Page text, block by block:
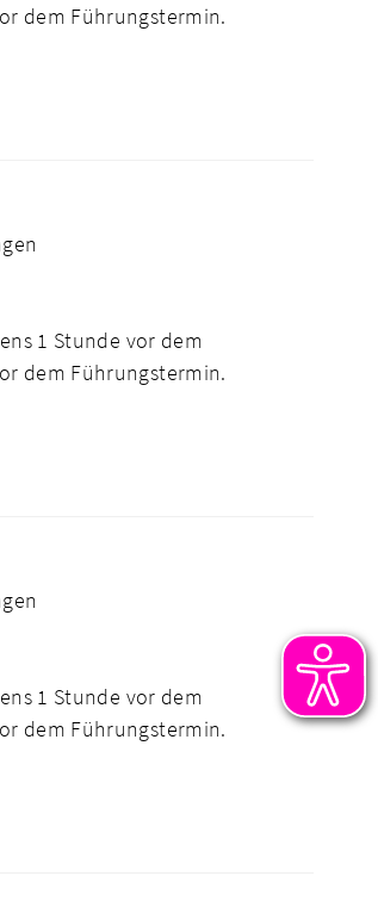
dem Führungstermin.
1 Stunde vor dem
dem Führungstermin.
1 Stunde vor dem
dem Führungstermin.